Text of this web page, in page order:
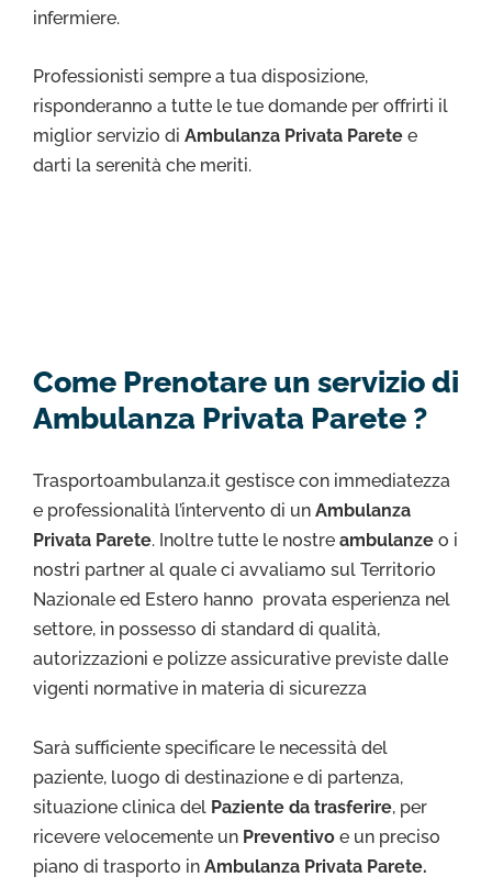
infermiere.
Professionisti sempre a tua disposizione,
risponderanno a tutte le tue domande per offrirti il
miglior servizio di Ambulanza Privata Parete e
darti la serenità che meriti.
Come Prenotare un servizio di
Ambulanza Privata Parete ?
Trasportoambulanza.it gestisce con immediatezza
e professionalità l’intervento di un Ambulanza
Privata Parete. Inoltre tutte le nostre ambulanze o i
nostri partner al quale ci avvaliamo sul Territorio
Nazionale ed Estero hanno provata esperienza nel
settore, in possesso di standard di qualità,
autorizzazioni e polizze assicurative previste dalle
vigenti normative in materia di sicurezza
Sarà sufficiente specificare le necessità del
paziente, luogo di destinazione e di partenza,
situazione clinica del Paziente da trasferire, per
ricevere velocemente un Preventivo e un preciso
piano di trasporto in Ambulanza Privata Parete.